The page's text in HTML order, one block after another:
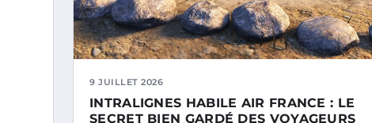
9 JUILLET 2026
INTRALIGNES HABILE AIR FRANCE : LE
SECRET BIEN GARDÉ DES VOYAGEURS